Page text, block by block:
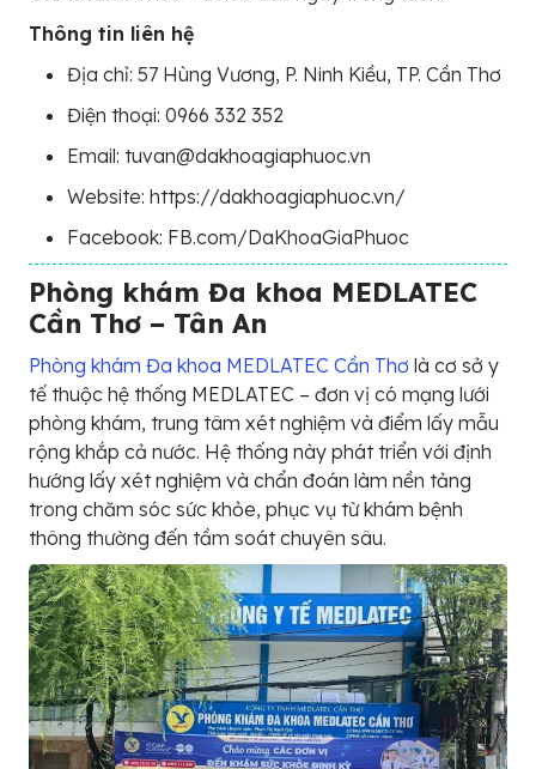
Thông tin liên hệ
Địa chỉ: 57 Hùng Vương, P. Ninh Kiều, TP. Cần Thơ
Điện thoại: 0966 332 352
Email: tuvan@dakhoagiaphuoc.vn
Website: https://dakhoagiaphuoc.vn/
Facebook: FB.com/DaKhoaGiaPhuoc
Phòng khám Đa khoa MEDLATEC
Cần Thơ – Tân An
Phòng khám Đa khoa MEDLATEC Cần Thơ là cơ sở y
tế thuộc hệ thống MEDLATEC – đơn vị có mạng lưới
phòng khám, trung tâm xét nghiệm và điểm lấy mẫu
rộng khắp cả nước. Hệ thống này phát triển với định
hướng lấy xét nghiệm và chẩn đoán làm nền tảng
trong chăm sóc sức khỏe, phục vụ từ khám bệnh
thông thường đến tầm soát chuyên sâu.